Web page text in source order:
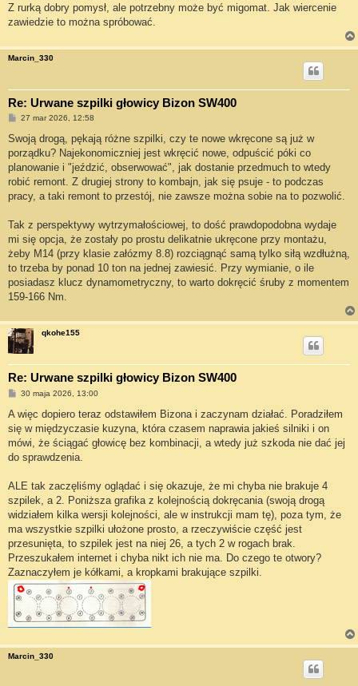
Z rurką dobry pomysł, ale potrzebny może być migomat. Jak wiercenie
zawiedzie to można spróbować.
Marcin_330
Re: Urwane szpilki głowicy Bizon SW400
P
s
27 mar 2026, 12:58
Swoją drogą, pękają różne szpilki, czy te nowe wkręcone są już w
porządku? Najekonomiczniej jest wkręcić nowe, odpuścić póki co
planowanie i "jeździć, obserwować", jak dostanie przedmuch to wtedy
robić remont. Z drugiej strony to kombajn, jak się psuje - to podczas
pracy, a taki remont to przestój, nie zawsze można sobie na to pozwolić.
Tak z perspektywy wytrzymałościowej, to dość prawdopodobna wydaje
mi się opcja, że zostały po prostu delikatnie ukręcone przy montażu,
żeby M14 (przy klasie załózmy 8.8) rozciągnąć samą tylko siłą wzdłużną,
to trzeba by ponad 10 ton na jednej zawiesić. Przy wymianie, o ile
posiadasz klucz dynamometryczny, to warto dokręcić śruby z momentem
159-166 Nm.
qkohe155
Re: Urwane szpilki głowicy Bizon SW400
P
s
30 maja 2026, 13:00
A więc dopiero teraz odstawiłem Bizona i zaczynam działać. Poradziłem
się w międzyczasie kuzyna, która czasem naprawia jakieś silniki i on
mówi, że ściągać głowicę bez kombinacji, a wtedy już szkoda nie dać jej
do sprawdzenia.
ALE tak zaczęliśmy oglądać i się okazuje, że mi chyba nie brakuje 4
szpilek, a 2. Poniższa grafika z kolejnością dokręcania (swoją drogą
widziałem kilka wersji kolejności, ale w instrukcji mam tę), poza tym, że
ma wszystkie szpilki ułożone prosto, a rzeczywiście część jest
przesunięta, to szpilek jest na niej 26, a tych 2 w rogach brak.
Przeszukałem internet i chyba nikt ich nie ma. Do czego te otwory?
Zaznaczyłem je kółkami, a kropkami brakujące szpilki.
Marcin_330